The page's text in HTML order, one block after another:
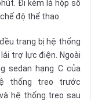
Đi kèm là hộp số
độ thể thao.
trang bị hệ thống
trợ lực điện. Ngoài
sedan hạng C của
thống treo trước
hệ thống treo sau